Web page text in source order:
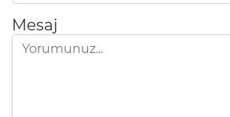
Mesaj